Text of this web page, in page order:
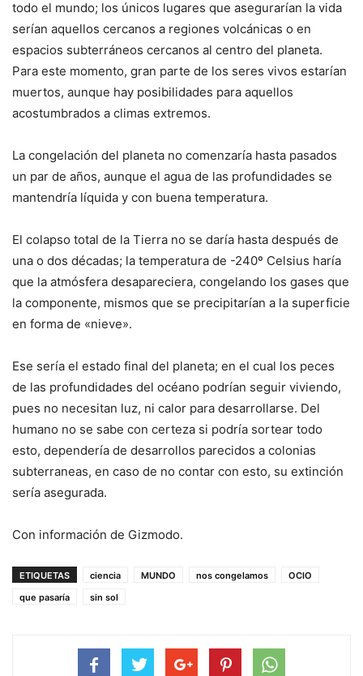
todo el mundo; los únicos lugares que asegurarían la vida
serían aquellos cercanos a regiones volcánicas o en
espacios subterráneos cercanos al centro del planeta.
Para este momento, gran parte de los seres vivos estarían
muertos, aunque hay posibilidades para aquellos
acostumbrados a climas extremos.
La congelación del planeta no comenzaría hasta pasados
un par de años, aunque el agua de las profundidades se
mantendría líquida y con buena temperatura.
El colapso total de la Tierra no se daría hasta después de
una o dos décadas; la temperatura de -240º Celsius haría
que la atmósfera desapareciera, congelando los gases que
la componente, mismos que se precipitarían a la superficie
en forma de «nieve».
Ese sería el estado final del planeta; en el cual los peces
de las profundidades del océano podrían seguir viviendo,
pues no necesitan luz, ni calor para desarrollarse. Del
humano no se sabe con certeza si podría sortear todo
esto, dependería de desarrollos parecidos a colonias
subterraneas, en caso de no contar con esto, su extinción
sería asegurada.
Con información de Gizmodo.
ETIQUETAS ciencia MUNDO nos congelamos
OCIO
que pasaría
sin sol